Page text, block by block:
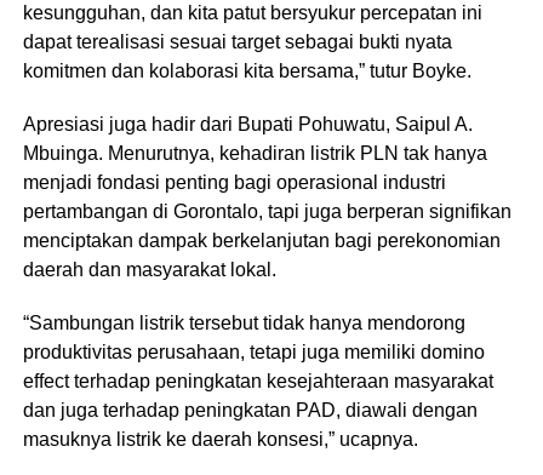
kesungguhan, dan kita patut bersyukur percepatan ini
dapat terealisasi sesuai target sebagai bukti nyata
komitmen dan kolaborasi kita bersama,” tutur Boyke.
Apresiasi juga hadir dari Bupati Pohuwatu, Saipul A.
Mbuinga. Menurutnya, kehadiran listrik PLN tak hanya
menjadi fondasi penting bagi operasional industri
pertambangan di Gorontalo, tapi juga berperan signifikan
menciptakan dampak berkelanjutan bagi perekonomian
daerah dan masyarakat lokal.
“Sambungan listrik tersebut tidak hanya mendorong
produktivitas perusahaan, tetapi juga memiliki domino
effect terhadap peningkatan kesejahteraan masyarakat
dan juga terhadap peningkatan PAD, diawali dengan
masuknya listrik ke daerah konsesi,” ucapnya.